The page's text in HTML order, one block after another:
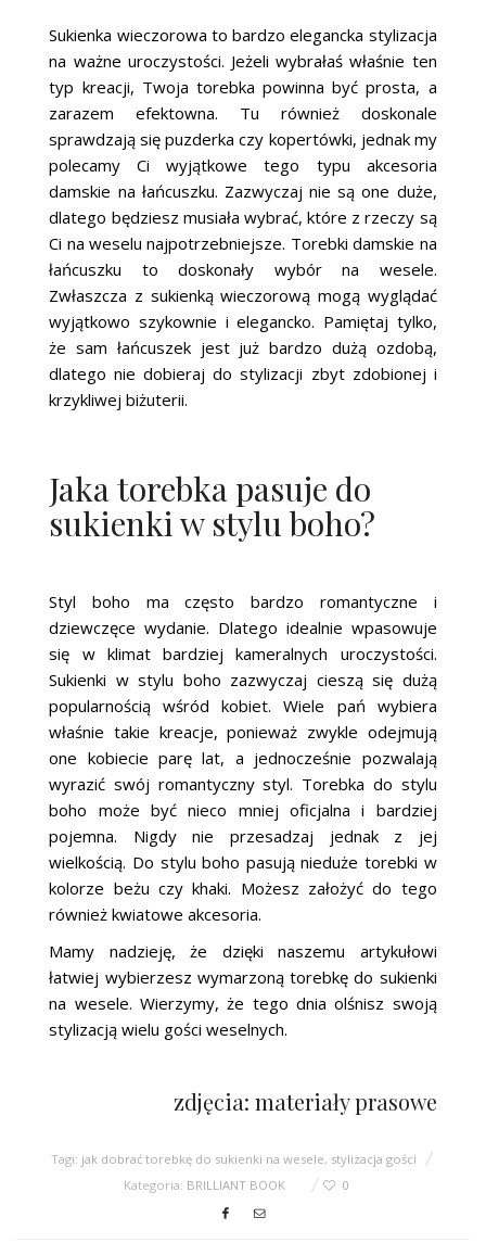
Sukienka wieczorowa to bardzo elegancka stylizacja
na ważne uroczystości. Jeżeli wybrałaś właśnie ten
typ kreacji, Twoja torebka powinna być prosta, a
zarazem efektowna. Tu również doskonale
sprawdzają się puzderka czy kopertówki, jednak my
polecamy Ci wyjątkowe tego typu akcesoria
damskie na łańcuszku. Zazwyczaj nie są one duże,
dlatego będziesz musiała wybrać, które z rzeczy są
Ci na weselu najpotrzebniejsze. Torebki damskie na
łańcuszku to doskonały wybór na wesele.
Zwłaszcza z sukienką wieczorową mogą wyglądać
wyjątkowo szykownie i elegancko. Pamiętaj tylko,
że sam łańcuszek jest już bardzo dużą ozdobą,
dlatego nie dobieraj do stylizacji zbyt zdobionej i
krzykliwej biżuterii.
Jaka torebka pasuje do
sukienki w stylu boho?
Styl boho ma często bardzo romantyczne i
dziewczęce wydanie. Dlatego idealnie wpasowuje
się w klimat bardziej kameralnych uroczystości.
Sukienki w stylu boho zazwyczaj cieszą się dużą
popularnością wśród kobiet. Wiele pań wybiera
właśnie takie kreacje, ponieważ zwykle odejmują
one kobiecie parę lat, a jednocześnie pozwalają
wyrazić swój romantyczny styl. Torebka do stylu
boho może być nieco mniej oficjalna i bardziej
pojemna. Nigdy nie przesadzaj jednak z jej
wielkością. Do stylu boho pasują nieduże torebki w
kolorze beżu czy khaki. Możesz założyć do tego
również kwiatowe akcesoria.
Mamy nadzieję, że dzięki naszemu artykułowi
łatwiej wybierzesz wymarzoną torebkę do sukienki
na wesele. Wierzymy, że tego dnia olśnisz swoją
stylizacją wielu gości weselnych.
zdjęcia: materiały prasowe
Tagi: jak dobrać torebkę do sukienki na wesele, stylizacja gości
Kategoria: BRILLIANT BOOK 0